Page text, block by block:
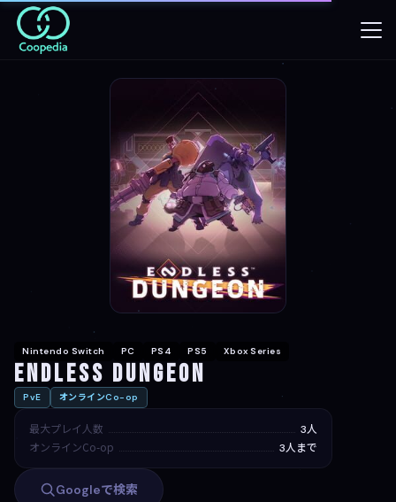
Nintendo Switch PC PS4 PS5 Xbox Series
Endless Dungeon
PvE オンラインCo-op
最大プレイ人数 3人
オンラインCo-op 3人まで
Googleで検索